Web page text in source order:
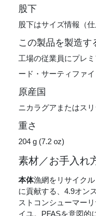
股下
股下はサイズ情報（
この製品を製造す
工場の従業員にプレ
ード・サーティファ
原産国
ニカラグアまたはス
重さ
204 g (7.2 oz)
素材／お手入れ
本体漁網をリサイク
に貢献する、4.9オン
ストコンシューマー
イユ。PFASを意図的